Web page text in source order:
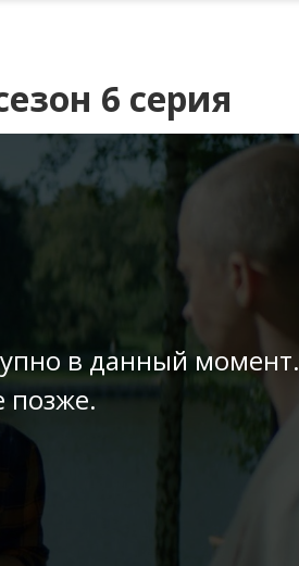
6 серия
в данный момент.
позже.